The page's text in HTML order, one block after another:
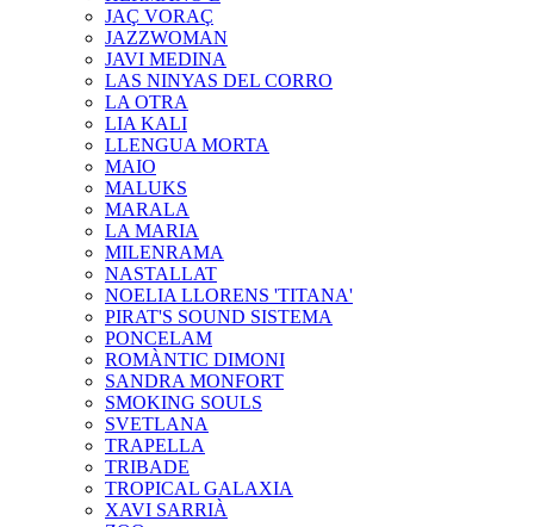
JAÇ VORAÇ
JAZZWOMAN
JAVI MEDINA
LAS NINYAS DEL CORRO
LA OTRA
LIA KALI
LLENGUA MORTA
MAIO
MALUKS
MARALA
LA MARIA
MILENRAMA
NASTALLAT
NOELIA LLORENS 'TITANA'
PIRAT'S SOUND SISTEMA
PONCELAM
ROMÀNTIC DIMONI
SANDRA MONFORT
SMOKING SOULS
SVETLANA
TRAPELLA
TRIBADE
TROPICAL GALAXIA
XAVI SARRIÀ